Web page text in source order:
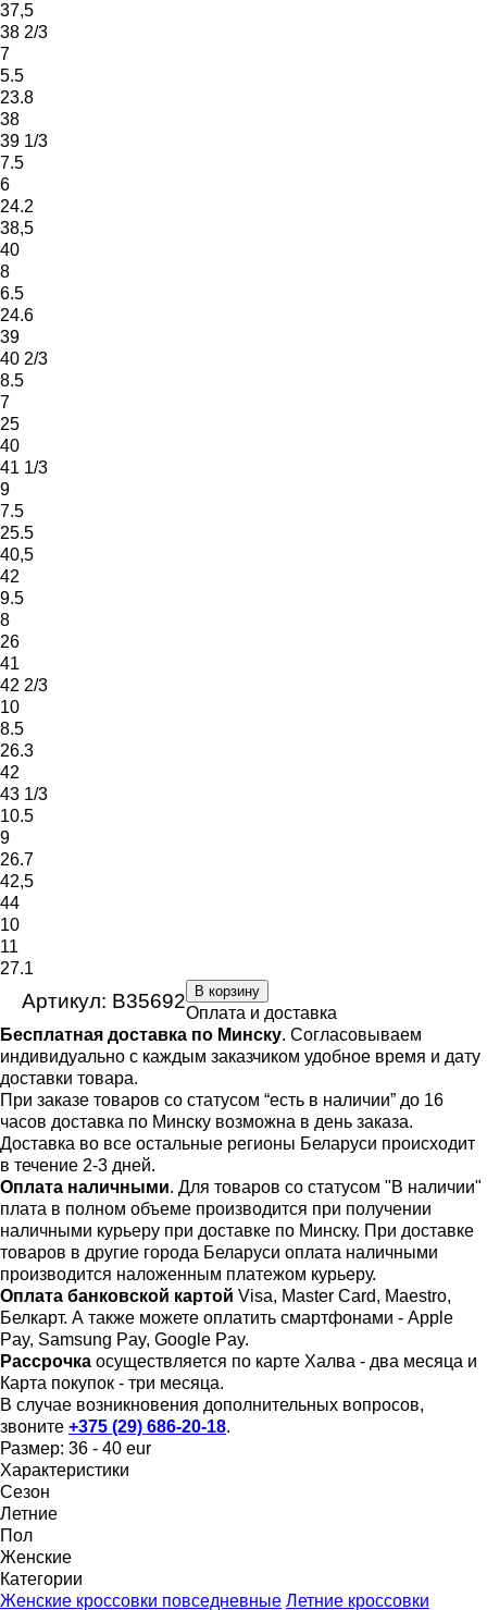
37,5
38 2/3
7
5.5
23.8
38
39 1/3
7.5
6
24.2
38,5
40
8
6.5
24.6
39
40 2/3
8.5
7
25
40
41 1/3
9
7.5
25.5
40,5
42
9.5
8
26
41
42 2/3
10
8.5
26.3
42
43 1/3
10.5
9
26.7
42,5
44
10
11
27.1
В корзину
Артикул: B35692
Оплата и доставка
Бесплатная доставка по Минску. Согласовываем
индивидуально с каждым заказчиком удобное время и дату
доставки товара.
При заказе товаров со статусом “есть в наличии” до 16
часов доставка по Минску возможна в день заказа.
Доставка во все остальные регионы Беларуси происходит
в течение 2-3 дней.
Оплата наличными. Для товаров со статусом "В наличии"
плата в полном объеме производится при получении
наличными курьеру при доставке по Минску. При доставке
товаров в другие города Беларуси оплата наличными
производится наложенным платежом курьеру.
Оплата банковской картой Visa, Master Card, Maestro,
Белкарт. А также можете оплатить смартфонами - Apple
Pay, Samsung Pay, Google Pay.
Рассрочка осуществляется по карте Халва - два месяца и
Карта покупок - три месяца.
В случае возникновения дополнительных вопросов,
звоните +375 (29) 686-20-18.
Размер: 36 - 40 eur
Характеристики
Сезон
Летние
Пол
Женские
Категории
Женские кроссовки повседневные Летние кроссовки